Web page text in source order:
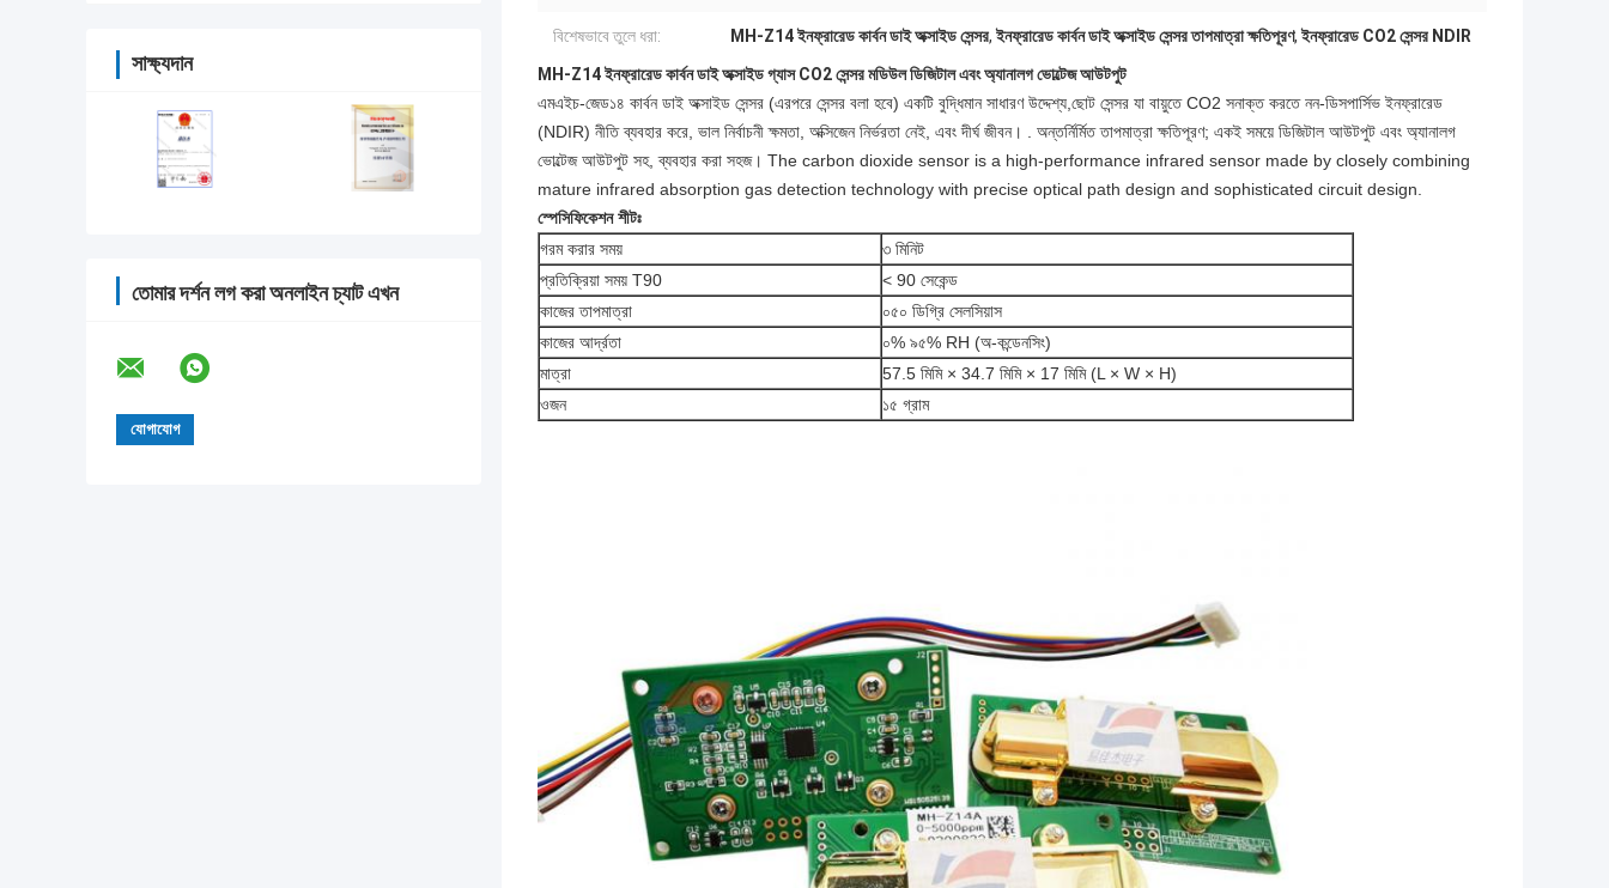
সাক্ষ্যদান
তোমার দর্শন লগ করা অনলাইন চ্যাট এখন
বিশেষভাবে তুলে ধরা: MH-Z14 ইনফ্রারেড কার্বন ডাই অক্সাইড সেন্সর,ইনফ্রারেড কার্বন ডাই অক্সাইড সেন্সর তাপমাত্রা ক্ষতিপূরণ,ইনফ্রারেড CO2 সেন্সর NDIR
MH-Z14 ইনফ্রারেড কার্বন ডাই অক্সাইড গ্যাস CO2 সেন্সর মডিউল ডিজিটাল এবং অ্যানালগ ভোল্টেজ আউটপুট
এমএইচ-জেড১৪ কার্বন ডাই অক্সাইড সেন্সর (এরপরে সেন্সর বলা হবে) একটি বুদ্ধিমান সাধারণ উদ্দেশ্য,ছোট সেন্সর যা বায়ুতে CO2 সনাক্ত করতে নন-ডিসপার্সিভ ইনফ্রারেড
(NDIR) নীতি ব্যবহার করে, ভাল নির্বাচনী ক্ষমতা, অক্সিজেন নির্ভরতা নেই, এবং দীর্ঘ জীবন। . অন্তর্নির্মিত তাপমাত্রা ক্ষতিপূরণ; একই সময়ে ডিজিটাল আউটপুট এবং অ্যানালগ
ভোল্টেজ আউটপুট সহ, ব্যবহার করা সহজ। The carbon dioxide sensor is a high-performance infrared sensor made by closely combining
mature infrared absorption gas detection technology with precise optical path design and sophisticated circuit design.
স্পেসিফিকেশন শীটঃ
গরম করার সময়
৩ মিনিট
প্রতিক্রিয়া সময় T90
< 90 সেকেন্ড
কাজের তাপমাত্রা
০৫০ ডিগ্রি সেলসিয়াস
কাজের আর্দ্রতা
০% ৯৫% RH (অ-কন্ডেনসিং)
মাত্রা
57.5 মিমি × 34.7 মিমি × 17 মিমি (L × W × H)
ওজন
১৫ গ্রাম